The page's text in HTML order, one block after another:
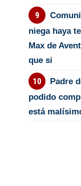
niega haya
Max de
que si
Padre
podido
está